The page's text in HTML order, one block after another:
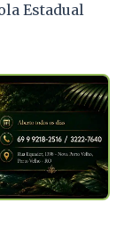
Estadual